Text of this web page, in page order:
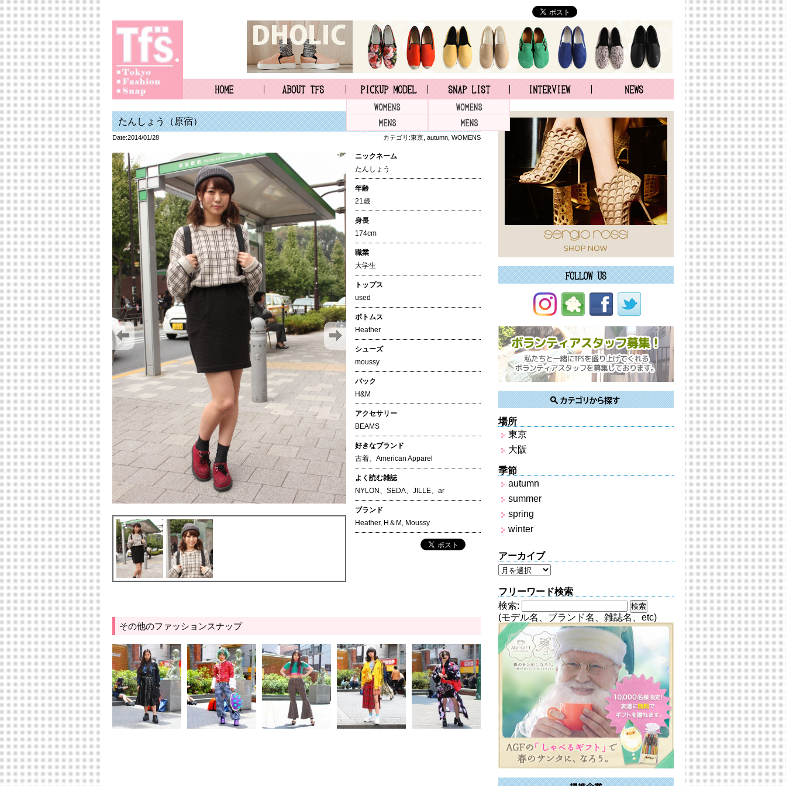
たんしょう（原宿）
Date:2014/01/28 カテゴリ:東京 autumn WOMENS
ニックネーム
たんしょう
年齢
21歳
身長
174cm
職業
大学生
トップス
used
ボトムス
Heather
シューズ
moussy
バック
H&M
アクセサリー
BEAMS
好きなブランド
古着、American Apparel
よく読む雑誌
NYLON、SEDA、JILLE、ar
ブランド
Heather, H＆M , Moussy
その他のファッションスナップ
場所
東京
大阪
季節
autumn
summer
spring
winter
アーカイブ
フリーワード検索
検索:
(モデル名、ブランド名、雑誌名、etc)